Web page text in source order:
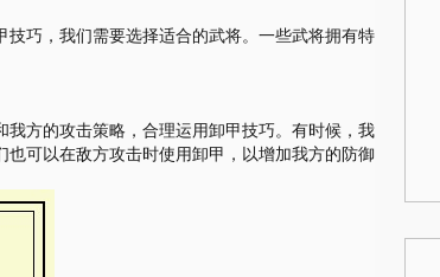
巧，我们需要选择适合的武将。一些武将拥有特
方的攻击策略，合理运用卸甲技巧。有时候，我
可以在敌方攻击时使用卸甲，以增加我方的防御